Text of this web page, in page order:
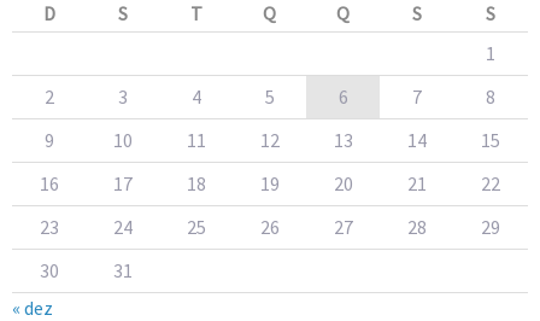
D
S T Q Q S
S
1
2
3 4 5 6 7
8
9
10 11 12 13 14
15
16
17 18 19 20 21
22
23
24 25 26 27 28
29
30
31
« dez